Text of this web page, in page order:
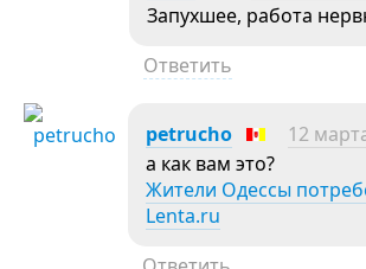
Запухшее, работа
Ответить
petrucho 12
а как вам это?
Жители Одессы
Lenta.ru